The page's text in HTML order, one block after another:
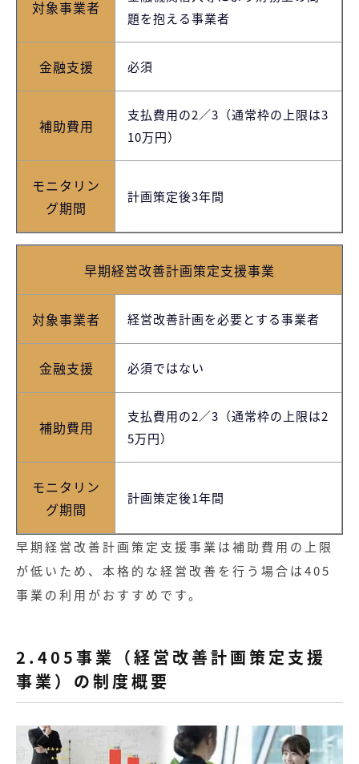
対象事業者
題を抱える事業者
金融支援 必須
補助費用
支払費用の2／3（通常枠の上限は3
10万円）
モニタリン
グ期間
計画策定後3年間
早期経営改善計画策定支援事業
対象事業者 経営改善計画を必要とする事業者
金融支援 必須ではない
補助費用
支払費用の2／3（通常枠の上限は2
5万円）
モニタリン
グ期間
計画策定後1年間
早期経営改善計画策定支援事業は補助費用の上限
が低いため、本格的な経営改善を行う場合は405
事業の利用がおすすめです。
2.405事業（経営改善計画策定支援
事業）の制度概要